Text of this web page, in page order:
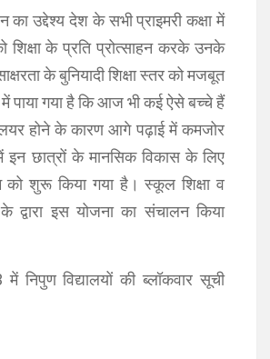
का उद्देश्य देश के सभी प्राइमरी कक्षा में
शिक्षा के प्रति प्रोत्साहन करके उनके
के बुनियादी शिक्षा स्तर को मजबूत
में पाया गया है कि आज भी कई ऐसे बच्चे हैं
होने के कारण आगे पढ़ाई में कमजोर
इन छात्रों के मानसिक विकास के लिए
को शुरू किया गया है। स्कूल शिक्षा व
के द्वारा इस योजना का संचालन किया
निपुण विद्यालयों की ब्लॉकवार सूची